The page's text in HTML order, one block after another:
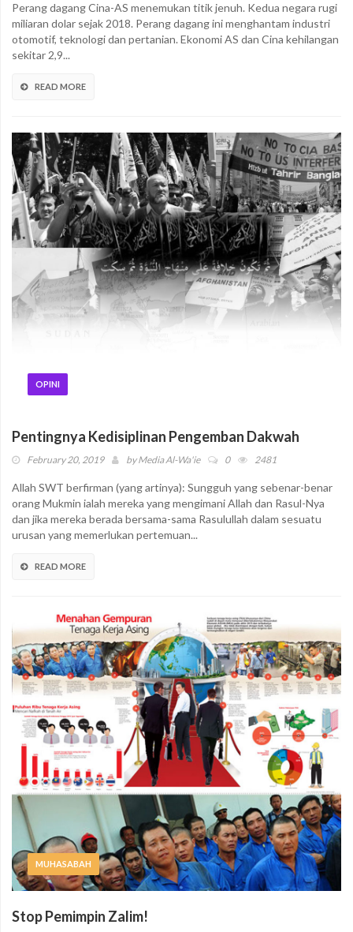
Perang dagang Cina-AS menemukan titik jenuh. Kedua negara rugi
miliaran dolar sejak 2018. Perang dagang ini menghantam industri
otomotif, teknologi dan pertanian. Ekonomi AS dan Cina kehilangan
sekitar 2,9...
READ MORE
OPINI
Pentingnya Kedisiplinan Pengemban Dakwah
February 20, 2019 byMedia Al-Wa'ie 0 2481
Allah SWT berfirman (yang artinya): Sungguh yang sebenar-benar
orang Mukmin ialah mereka yang mengimani Allah dan Rasul-Nya
dan jika mereka berada bersama-sama Rasulullah dalam sesuatu
urusan yang memerlukan pertemuan...
READ MORE
MUHASABAH
Stop Pemimpin Zalim!